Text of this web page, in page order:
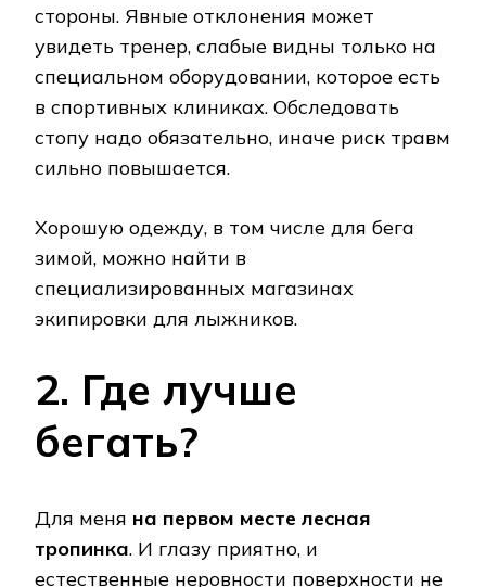
стороны. Явные отклонения может
увидеть тренер, слабые видны только на
специальном оборудовании, которое есть
в спортивных клиниках. Обследовать
стопу надо обязательно, иначе риск травм
сильно повышается.
Хорошую одежду, в том числе для бега
зимой, можно найти в
специализированных магазинах
экипировки для лыжников.
2. Где лучше
бегать?
Для меня на первом месте лесная
тропинка. И глазу приятно, и
естественные неровности поверхности не